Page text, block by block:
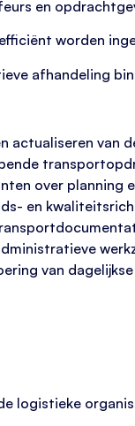
en
worden
afhandeling
actualiseren van
over planning
en
van
logistieke